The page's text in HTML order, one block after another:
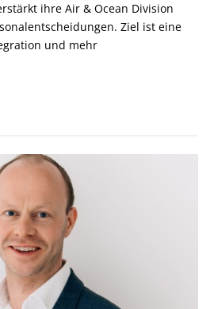
ihre Air & Ocean Division
Ziel ist eine
und mehr